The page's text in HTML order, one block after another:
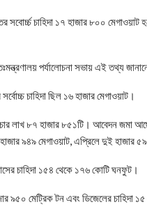
চাহিদা ১৭ হাজার ৮০০ মেগাওয়াট
পর্যালোচনা সভায় এই তথ্য
চাহিদা ছিল ১৬ হাজার মেগাওয়াট।
লাখ ৮৭ হাজার ৮৫১টি। আবেদন জমা
৯৪৯ মেগাওয়াট, এপ্রিলে দুই হাজার
চাহিদা ১৫৪ থেকে ১৭৬ কোটি ঘনফুট।
৯৫০ মেট্রিক টন এবং ডিজেলের চাহিদা